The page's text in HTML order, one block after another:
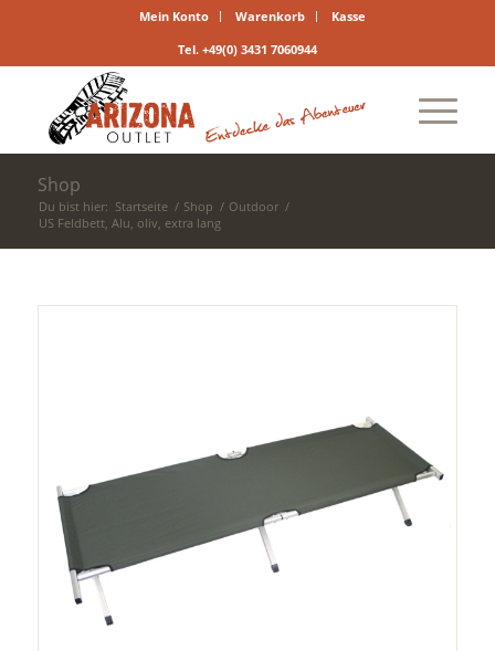
Mein Konto Warenkorb
Kasse
Tel. +49(0) 3431 7060944
Shop
Du bist hier: Startseite / Shop / Outdoor /
US Feldbett, Alu, oliv, extra lang